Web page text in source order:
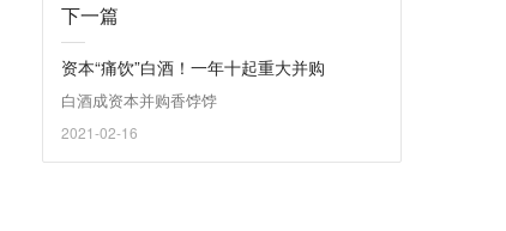
下一篇
资本“痛饮”白酒！一年十起重大并购
白酒成资本并购香饽饽
2021-02-16